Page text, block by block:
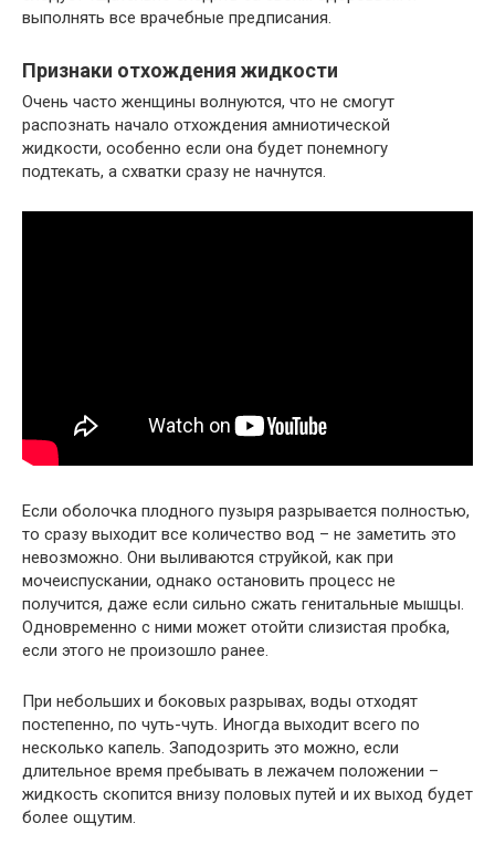
выполнять все врачебные предписания.
Признаки отхождения жидкости
Очень часто женщины волнуются, что не смогут
распознать начало отхождения амниотической
жидкости, особенно если она будет понемногу
подтекать, а схватки сразу не начнутся.
Если оболочка плодного пузыря разрывается полностью,
то сразу выходит все количество вод – не заметить это
невозможно. Они выливаются струйкой, как при
мочеиспускании, однако остановить процесс не
получится, даже если сильно сжать генитальные мышцы.
Одновременно с ними может отойти слизистая пробка,
если этого не произошло ранее.
При небольших и боковых разрывах, воды отходят
постепенно, по чуть-чуть. Иногда выходит всего по
несколько капель. Заподозрить это можно, если
длительное время пребывать в лежачем положении –
жидкость скопится внизу половых путей и их выход будет
более ощутим.